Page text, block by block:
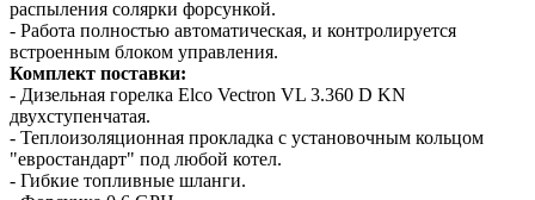
распыления солярки форсункой.
- Работа полностью автоматическая, и контролируется
встроенным блоком управления.
Комплект поставки:
- Дизельная горелка Elco Vectron VL 3.360 D KN
двухступенчатая.
- Теплоизоляционная прокладка с установочным кольцом
"евростандарт" под любой котел.
- Гибкие топливные шланги.